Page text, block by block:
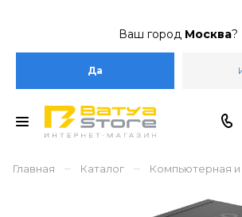
Ваш город Москва?
Да
Главная – Каталог – Компьютерная и